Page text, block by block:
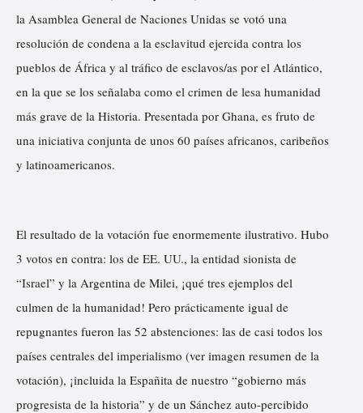
la Asamblea General de Naciones Unidas se votó una
resolución de condena a la esclavitud ejercida contra los
pueblos de África y al tráfico de esclavos/as por el Atlántico,
en la que se los señalaba como el crimen de lesa humanidad
más grave de la Historia. Presentada por Ghana, es fruto de
una iniciativa conjunta de unos 60 países africanos, caribeños
y latinoamericanos.
El resultado de la votación fue enormemente ilustrativo. Hubo
3 votos en contra: los de EE. UU., la entidad sionista de
“Israel” y la Argentina de Milei, ¡qué tres ejemplos del
culmen de la humanidad! Pero prácticamente igual de
repugnantes fueron las 52 abstenciones: las de casi todos los
países centrales del imperialismo (ver imagen resumen de la
votación), ¡incluida la Españita de nuestro “gobierno más
progresista de la historia” y de un Sánchez auto-percibido